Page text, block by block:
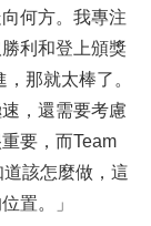
何方。我專注
利和登上頒獎
那就太棒了。
，還需要考慮
要，而Team
該怎麼做，這
置。」